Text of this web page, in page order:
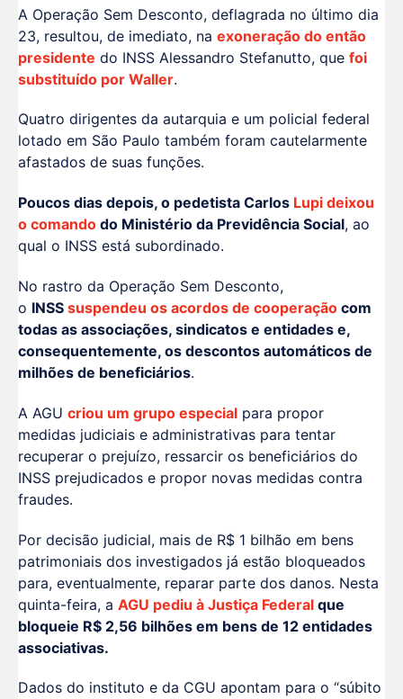
A Operação Sem Desconto, deflagrada no último dia
23, resultou, de imediato, na exoneração do então
presidente do INSS Alessandro Stefanutto, que foi
substituído por Waller.
Quatro dirigentes da autarquia e um policial federal
lotado em São Paulo também foram cautelarmente
afastados de suas funções.
Poucos dias depois, o pedetista Carlos Lupi deixou
o comando do Ministério da Previdência Social, ao
qual o INSS está subordinado.
No rastro da Operação Sem Desconto,
o INSS suspendeu os acordos de cooperação com
todas as associações, sindicatos e entidades e,
consequentemente, os descontos automáticos de
milhões de beneficiários.
A AGU criou um grupo especial para propor
medidas judiciais e administrativas para tentar
recuperar o prejuízo, ressarcir os beneficiários do
INSS prejudicados e propor novas medidas contra
fraudes.
Por decisão judicial, mais de R$ 1 bilhão em bens
patrimoniais dos investigados já estão bloqueados
para, eventualmente, reparar parte dos danos. Nesta
quinta-feira, a AGU pediu à Justiça Federal que
bloqueie R$ 2,56 bilhões em bens de 12 entidades
associativas.
Dados do instituto e da CGU apontam para o “súbito